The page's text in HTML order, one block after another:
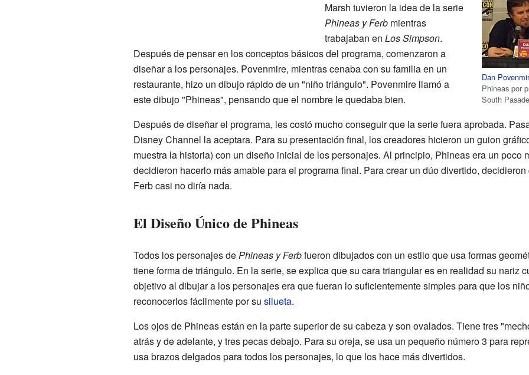
Dan
Phineas por
South
Marsh tuvieron la idea de la serie
Phineas y Ferbmientras
trabajaban en Los Simpson.
Después de pensar en los conceptos básicos del programa, comenzaron a
diseñar a los personajes. Povenmire, mientras cenaba con su familia en un
restaurante, hizo un dibujo rápido de un "niño triángulo". Povenmire llamó a
este dibujo "Phineas", pensando que el nombre le quedaba bien.
Después de diseñar el programa, les costó mucho conseguir que la serie fuera aprobada.
Disney Channel la aceptara. Para su presentación final, los creadores hicieron un guion
muestra la historia) con un diseño inicial de los personajes. Al principio, Phineas era un poco
decidieron hacerlo más amable para el programa final. Para crear un dúo divertido,
Ferb casi no diría nada.
El Diseño Único de Phineas
Todos los personajes dePhineas y Ferbfueron dibujados con un estilo que usa formas
tiene forma de triángulo. En la serie, se explica que su cara triangular es en realidad su nariz
objetivo al dibujar a los personajes era que fueran lo suficientemente simples para que los
reconocerlos fácilmente por su silueta.
Los ojos de Phineas están en la parte superior de su cabeza y son ovalados. Tiene tres
atrás y de adelante, y tres pecas debajo. Para su oreja, se usa un pequeño número 3 para
usa brazos delgados para todos los personajes, lo que los hace más divertidos.